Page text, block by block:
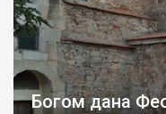
Богом дана